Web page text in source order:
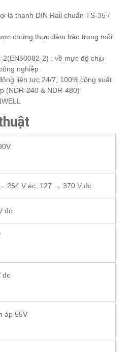
là thanh DIN Rail chuẩn TS-35 /
chứng thực đảm bảo trong môi
2) : về mực độ chịu
nghiệp
liên tực 24/7, 100% công suất
(NDR-240 & NDR-480)
264 V ac, 127 → 370 V dc
đc
dc
áp 55V